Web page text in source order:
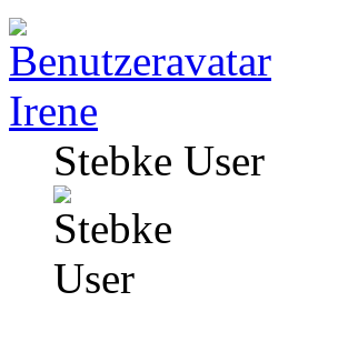
Irene
Stebke User